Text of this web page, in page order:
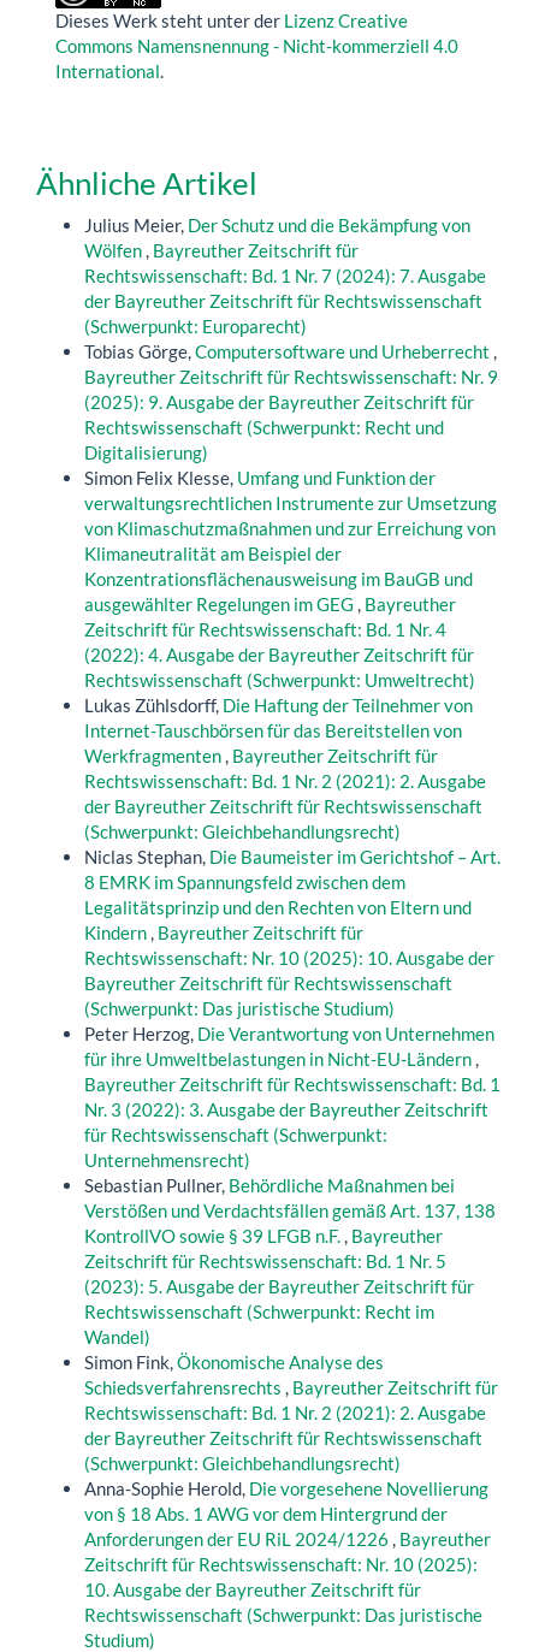
Dieses Werk steht unter der Lizenz Creative
Commons Namensnennung - Nicht-kommerziell 4.0
International.
Ähnliche Artikel
Julius Meier, Der Schutz und die Bekämpfung von
Wölfen, Bayreuther Zeitschrift für
Rechtswissenschaft: Bd. 1 Nr. 7 (2024): 7. Ausgabe
der Bayreuther Zeitschrift für Rechtswissenschaft
(Schwerpunkt: Europarecht)
Tobias Görge,Computersoftware und Urheberrecht ,
Bayreuther Zeitschrift für Rechtswissenschaft: Nr. 9
(2025): 9. Ausgabe der Bayreuther Zeitschrift für
Rechtswissenschaft (Schwerpunkt: Recht und
Digitalisierung)
Simon Felix Klesse, Umfang und Funktion der
verwaltungsrechtlichen Instrumente zur Umsetzung
von Klimaschutzmaßnahmen und zur Erreichung von
Klimaneutralität am Beispiel der
Konzentrationsflächenausweisung im BauGB und
ausgewählter Regelungen im GEG , Bayreuther
Zeitschrift für Rechtswissenschaft: Bd. 1 Nr. 4
(2022): 4. Ausgabe der Bayreuther Zeitschrift für
Rechtswissenschaft (Schwerpunkt: Umweltrecht)
Lukas Zühlsdorff, Die Haftung der Teilnehmer von
Internet-Tauschbörsen für das Bereitstellen von
Werkfragmenten, Bayreuther Zeitschrift für
Rechtswissenschaft: Bd. 1 Nr. 2 (2021): 2. Ausgabe
der Bayreuther Zeitschrift für Rechtswissenschaft
(Schwerpunkt: Gleichbehandlungsrecht)
Niclas Stephan, Die Baumeister im Gerichtshof – Art.
8 EMRK im Spannungsfeld zwischen dem
Legalitätsprinzip und den Rechten von Eltern und
Kindern, Bayreuther Zeitschrift für
Rechtswissenschaft: Nr. 10 (2025): 10. Ausgabe der
Bayreuther Zeitschrift für Rechtswissenschaft
(Schwerpunkt: Das juristische Studium)
Peter Herzog, Die Verantwortung von Unternehmen
für ihre Umweltbelastungen in Nicht-EU-Ländern,
Bayreuther Zeitschrift für Rechtswissenschaft: Bd. 1
Nr. 3 (2022): 3. Ausgabe der Bayreuther Zeitschrift
für Rechtswissenschaft (Schwerpunkt:
Unternehmensrecht)
Sebastian Pullner, Behördliche Maßnahmen bei
Verstößen und Verdachtsfällen gemäß Art. 137, 138
KontrollVO sowie § 39 LFGB n.F., Bayreuther
Zeitschrift für Rechtswissenschaft: Bd. 1 Nr. 5
(2023): 5. Ausgabe der Bayreuther Zeitschrift für
Rechtswissenschaft (Schwerpunkt: Recht im
Wandel)
Simon Fink,Ökonomische Analyse des
Schiedsverfahrensrechts , Bayreuther Zeitschrift für
Rechtswissenschaft: Bd. 1 Nr. 2 (2021): 2. Ausgabe
der Bayreuther Zeitschrift für Rechtswissenschaft
(Schwerpunkt: Gleichbehandlungsrecht)
Anna-Sophie Herold, Die vorgesehene Novellierung
von § 18 Abs. 1 AWG vor dem Hintergrund der
Anforderungen der EU RiL 2024/1226 , Bayreuther
Zeitschrift für Rechtswissenschaft: Nr. 10 (2025):
10. Ausgabe der Bayreuther Zeitschrift für
Rechtswissenschaft (Schwerpunkt: Das juristische
Studium)